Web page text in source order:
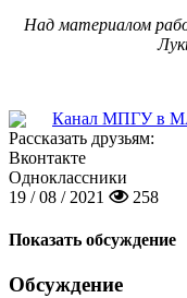
Над материалом
Канал МПГУ в
Рассказать друзьям:
Вконтакте
Одноклассники
19 / 08 / 2021
258
Показать обсуждение
Обсуждение